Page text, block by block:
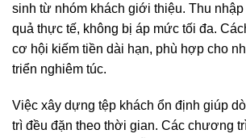
sinh từ nhóm khách giới thiệu. Thu nhập
quả thực tế, không bị áp mức tối đa.
cơ hội kiếm tiền dài hạn, phù hợp cho
triển nghiêm túc.
Việc xây dựng tệp khách ổn định giúp
trì đều đặn theo thời gian. Các chương